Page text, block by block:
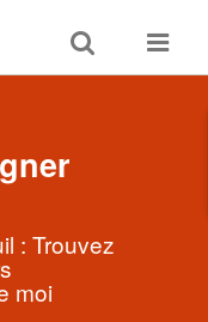
Toggle
search
Toggle
: Trouvez
moi